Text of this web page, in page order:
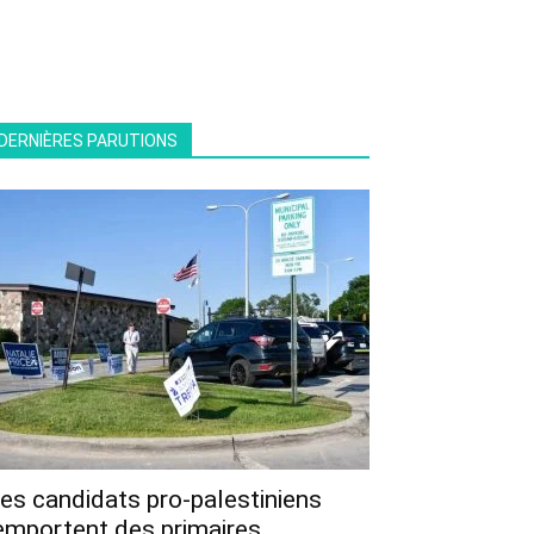
PARUTIONS
candidats pro-palestiniens